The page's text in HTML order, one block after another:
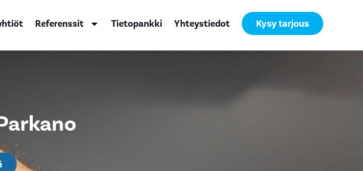
Referenssit Tietopankki Yhteystiedot Kysy tarjous